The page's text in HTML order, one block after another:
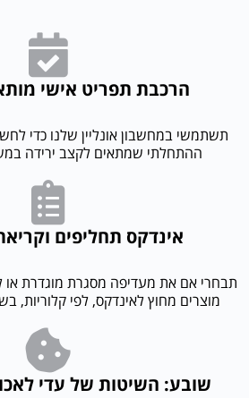
הרכבת תפריט אישי
תשתמשי במחשבון אונליין שלנו כדי
ההתחלתי שמתאים לקצב ירידה
אינדקס תחליפים
תבחרי אם את מעדיפה מסגרת מוגדרת או
מוצרים מחוץ לאינדקס, לפי קלוריות,
שובע: השיטות של עדי